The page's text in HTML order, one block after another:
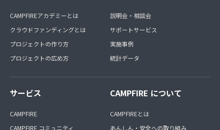
CAMPFIREアカデミーとは
クラウドファンディングとは
プロジェクトの作り方
プロジェクトの広め方
説明会・相談会
サポートサービス
実施事例
統計データ
サービス
CAMPFIRE
CAMPFIRE コミュニティ
CAMPFIRE について
CAMPFIREとは
あんしん・安全への取り組み